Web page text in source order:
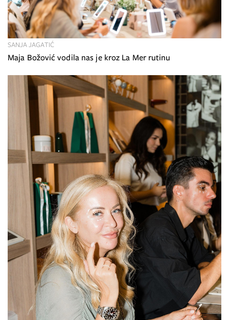
Maja Božović vodila nas je kroz La Mer rutinu
SANJA JAGATIĆ